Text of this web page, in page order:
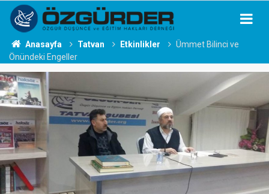
Anasayfa Tatvan Etkinlikler
Ümmet Bilinci ve
Önündeki Engeller